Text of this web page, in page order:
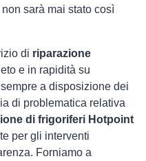
sarà mai stato così
di riparazione
e in rapidità su
a disposizione dei
di problematica relativa
di frigoriferi Hotpoint
per gli interventi
Forniamo a